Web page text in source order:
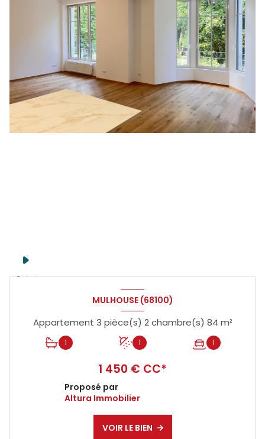
MULHOUSE (68100)
Appartement 3 pièce(s) 2 chambre(s) 84 m²
1 1 1
1 450 € CC*
Proposé par
Altura Immobilier
VOIR LE BIEN